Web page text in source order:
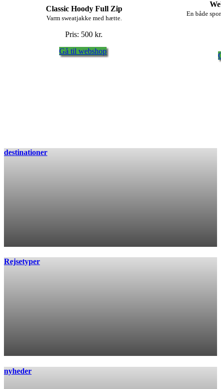
Classic Hoody Full Zip
Varm sweatjakke med hætte.
Pris: 500 kr.
Gå til webshop
En både
destinationer
Rejsetyper
nyheder